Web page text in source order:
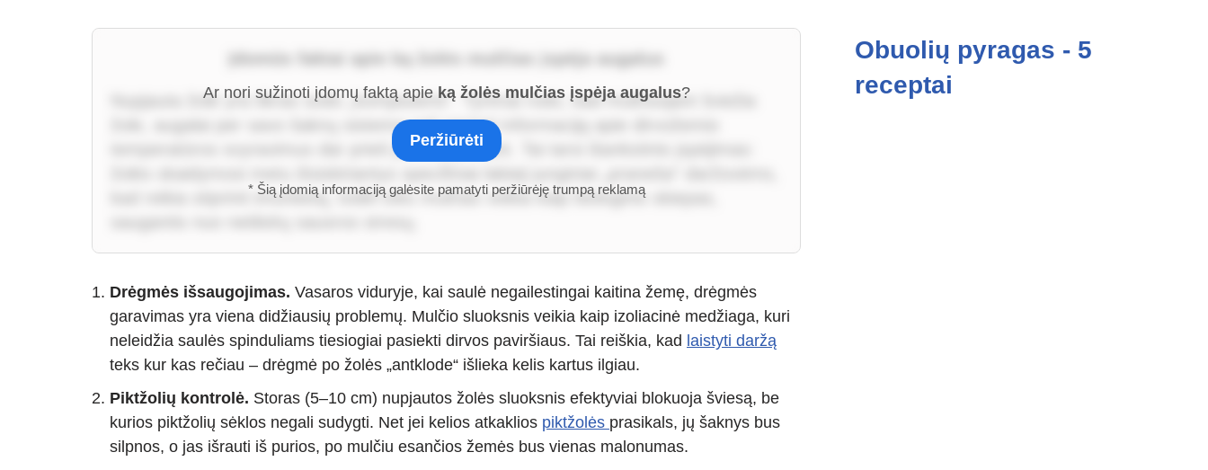
Įdomūs faktai apie ką žolės mulčias įspėja augalus
Nupjauta žolė yra tikras sodo „kompiuteris“. Tyrimai rodo, kad mulčiuojant šviežia
žole, augalai per savo šaknų sistemą gali perimti informaciją apie dirvožemio
temperatūros svyravimus dar prieš jiems įvykstant. Tai tarsi išankstinis įspėjimas:
kad reikia stiprinti imunitetą, todėl toks mulčias veikia kaip biologinis skiepas,
Ar nori sužinoti įdomų faktą apie ką žolės mulčias įspėja augalus?
Peržiūrėti
* Šią įdomią informaciją galėsite pamatyti peržiūrėję trumpą reklamą
Drėgmės išsaugojimas. Vasaros viduryje, kai saulė negailestingai kaitina žemę, drėgmės
garavimas yra viena didžiausių problemų. Mulčio sluoksnis veikia kaip izoliacinė medžiaga, kuri
neleidžia saulės spinduliams tiesiogiai pasiekti dirvos paviršiaus. Tai reiškia, kad laistyti daržą
teks kur kas rečiau – drėgmė po žolės „antklode“ išlieka kelis kartus ilgiau.
Piktžolių kontrolė. Storas (5–10 cm) nupjautos žolės sluoksnis efektyviai blokuoja šviesą, be
kurios piktžolių sėklos negali sudygti. Net jei kelios atkaklios piktžolės prasikals, jų šaknys bus
silpnos, o jas išrauti iš purios, po mulčiu esančios žemės bus vienas malonumas.
Obuolių pyragas - 5
receptai